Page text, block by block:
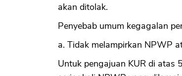
akan ditolak.
Penyebab umum kegagalan
a. Tidak melampirkan NPWP
Untuk pengajuan KUR di atas